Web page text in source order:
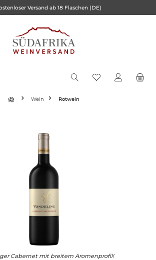
Versand ab 18 Flaschen (DE)
Wein Rotwein
Cabernet mit breitem Aromenprofil!